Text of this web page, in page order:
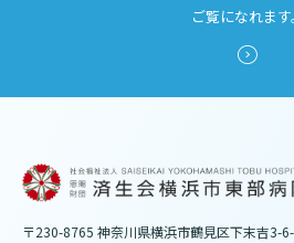
ご覧になれます。
〒230-8765 神奈川県横浜市鶴見区下末吉3-6-